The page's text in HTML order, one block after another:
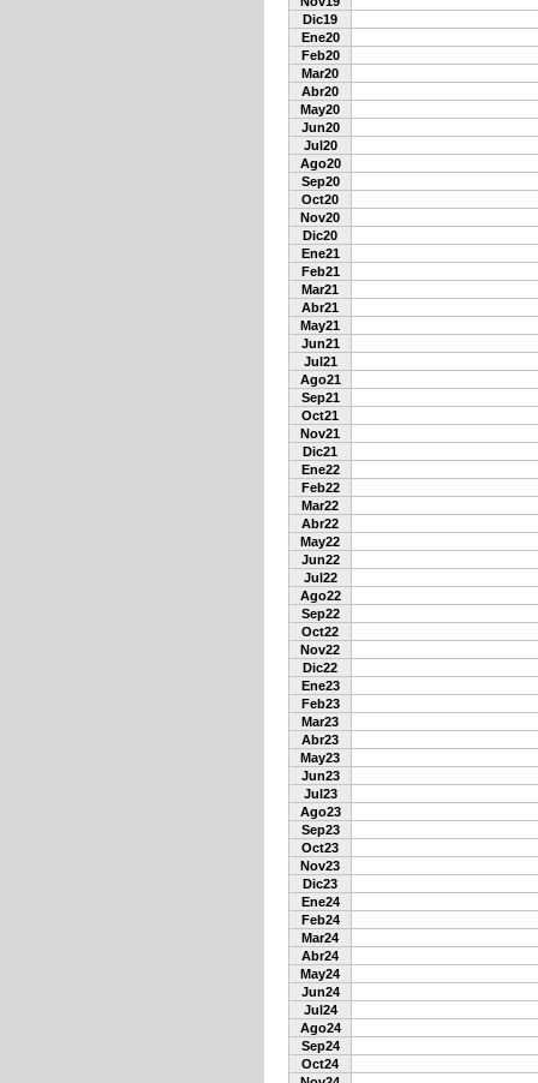
Dic19
Ene20
Feb20
Mar20
Abr20
May20
Jun20
Jul20
Ago20
Sep20
Oct20
Nov20
Dic20
Ene21
Feb21
Mar21
Abr21
May21
Jun21
Jul21
Ago21
Sep21
Oct21
Nov21
Dic21
Ene22
Feb22
Mar22
Abr22
May22
Jun22
Jul22
Ago22
Sep22
Oct22
Nov22
Dic22
Ene23
Feb23
Mar23
Abr23
May23
Jun23
Jul23
Ago23
Sep23
Oct23
Nov23
Dic23
Ene24
Feb24
Mar24
Abr24
May24
Jun24
Jul24
Ago24
Sep24
Oct24